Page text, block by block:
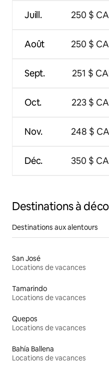
Juill.
Août
Sept.
Oct.
Nov.
Déc.
250 $
250 $
251 $
223 $
248 $
350 $
Destinations à
Destinations aux alentours
San José
Locations de vacances
Tamarindo
Locations de vacances
Quepos
Locations de vacances
Bahía Ballena
Locations de vacances